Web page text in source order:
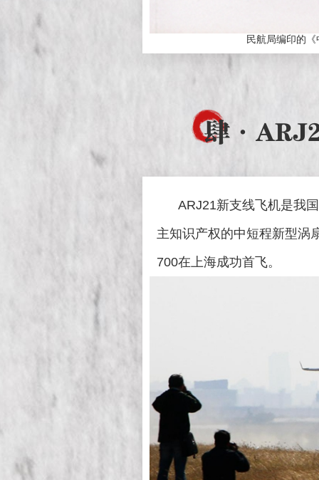
民航局编印的
肆
ARJ21新支线飞机是我国
主知识产权的中短程新型涡
700在上海成功首飞。